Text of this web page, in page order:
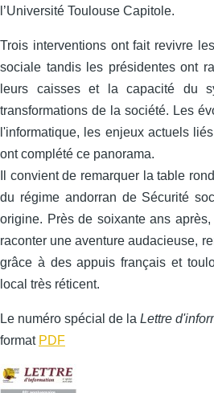
l’Université Toulouse Capitole.
Trois interventions ont fait revivre
sociale tandis les présidentes ont
leurs caisses et la capacité du
transformations de la société. Les
l'informatique, les enjeux actuels
ont complété ce panorama.
Il convient de remarquer la table
du régime andorran de Sécurité
origine. Près de soixante ans
raconter une aventure audacieuse,
grâce à des appuis français et
local très réticent.
Le numéro spécial de la Lettre
format PDF